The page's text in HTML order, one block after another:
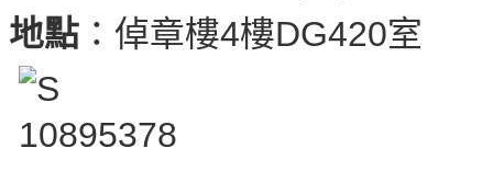
地點 ：倬章樓4樓DG420室